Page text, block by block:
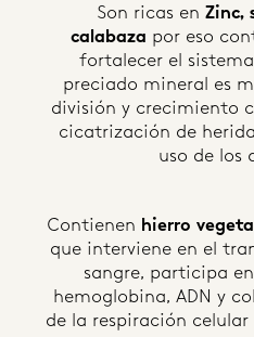
Son ricas en Zinc,
calabaza por eso
fortalecer el
preciado mineral es
división y crecimiento
cicatrización de
uso de los
Contienen hierro
que interviene en el
sangre, participa
hemoglobina, ADN y
de la respiración